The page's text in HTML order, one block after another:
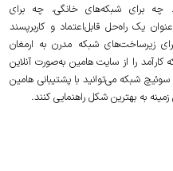
برای شبکه‌های خانگی، چه برای
یک راه‌حل قابل‌اعتماد و کاربرپسند
زیرساخت‌های شبکه مدرن به ارمغان
را از سایت هامین به‌صورت آنلاین
سوئیچ شبکه می‌توانید با پشتیبانی هامین
به بهترین شکل راهنمایی کنند.